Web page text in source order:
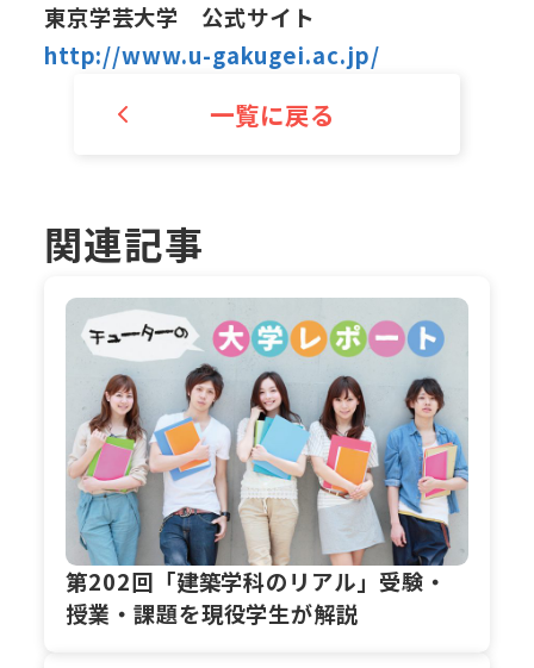
東京学芸大学 公式サイト
http://www.u-gakugei.ac.jp/
一覧に戻る
関連記事
第202回「建築学科のリアル」受験・
授業・課題を現役学生が解説